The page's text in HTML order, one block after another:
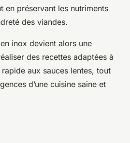
en préservant les nutriments
des viandes.
inox devient alors une
des recettes adaptées à
aux sauces lentes, tout
d’une cuisine saine et